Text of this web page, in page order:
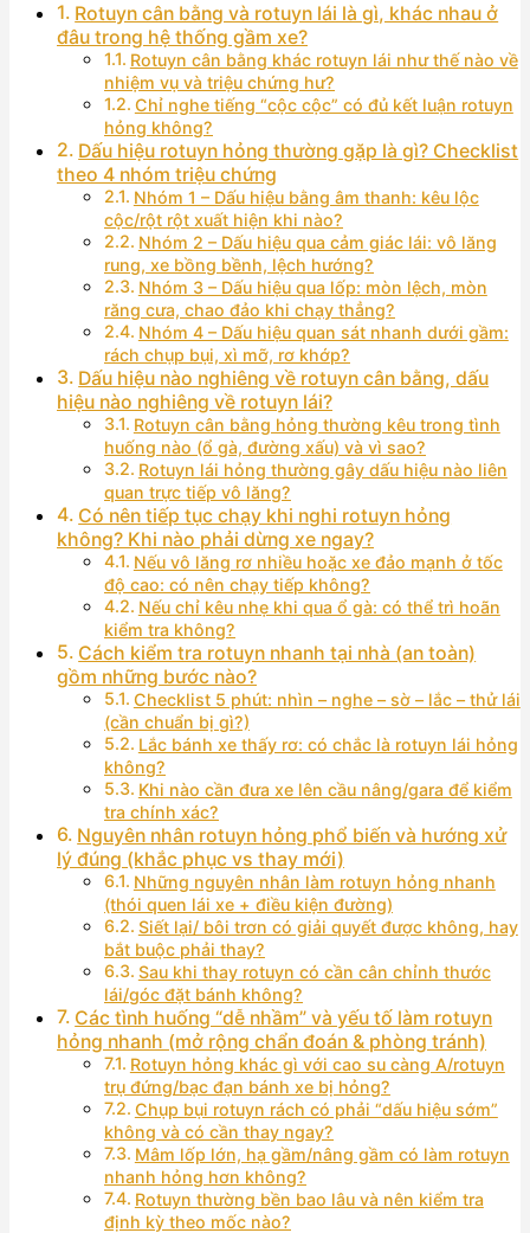
Rotuyn cân bằng và rotuyn lái là gì, khác nhau ở
đâu trong hệ thống gầm xe?
Rotuyn cân bằng khác rotuyn lái như thế nào về
nhiệm vụ và triệu chứng hư?
Chỉ nghe tiếng “cộc cộc” có đủ kết luận rotuyn
hỏng không?
Dấu hiệu rotuyn hỏng thường gặp là gì? Checklist
theo 4 nhóm triệu chứng
Nhóm 1 – Dấu hiệu bằng âm thanh: kêu lộc
cộc/rột rột xuất hiện khi nào?
Nhóm 2 – Dấu hiệu qua cảm giác lái: vô lăng
rung, xe bồng bềnh, lệch hướng?
Nhóm 3 – Dấu hiệu qua lốp: mòn lệch, mòn
răng cưa, chao đảo khi chạy thẳng?
Nhóm 4 – Dấu hiệu quan sát nhanh dưới gầm:
rách chụp bụi, xì mỡ, rơ khớp?
Dấu hiệu nào nghiêng về rotuyn cân bằng, dấu
hiệu nào nghiêng về rotuyn lái?
Rotuyn cân bằng hỏng thường kêu trong tình
huống nào (ổ gà, đường xấu) và vì sao?
Rotuyn lái hỏng thường gây dấu hiệu nào liên
quan trực tiếp vô lăng?
Có nên tiếp tục chạy khi nghi rotuyn hỏng
không? Khi nào phải dừng xe ngay?
Nếu vô lăng rơ nhiều hoặc xe đảo mạnh ở tốc
độ cao: có nên chạy tiếp không?
Nếu chỉ kêu nhẹ khi qua ổ gà: có thể trì hoãn
kiểm tra không?
Cách kiểm tra rotuyn nhanh tại nhà (an toàn)
gồm những bước nào?
Checklist 5 phút: nhìn – nghe – sờ – lắc – thử lái
(cần chuẩn bị gì?)
Lắc bánh xe thấy rơ: có chắc là rotuyn lái hỏng
không?
Khi nào cần đưa xe lên cầu nâng/gara để kiểm
tra chính xác?
Nguyên nhân rotuyn hỏng phổ biến và hướng xử
lý đúng (khắc phục vs thay mới)
Những nguyên nhân làm rotuyn hỏng nhanh
(thói quen lái xe + điều kiện đường)
Siết lại/ bôi trơn có giải quyết được không, hay
bắt buộc phải thay?
Sau khi thay rotuyn có cần cân chỉnh thước
lái/góc đặt bánh không?
Các tình huống “dễ nhầm” và yếu tố làm rotuyn
hỏng nhanh (mở rộng chẩn đoán & phòng tránh)
Rotuyn hỏng khác gì với cao su càng A/rotuyn
trụ đứng/bạc đạn bánh xe bị hỏng?
Chụp bụi rotuyn rách có phải “dấu hiệu sớm”
không và có cần thay ngay?
Mâm lốp lớn, hạ gầm/nâng gầm có làm rotuyn
nhanh hỏng hơn không?
Rotuyn thường bền bao lâu và nên kiểm tra
định kỳ theo mốc nào?